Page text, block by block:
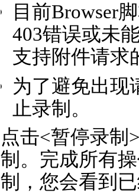
目前Browser
403错误或未
支持附件请求
为了避免出现
止录制。
点击<暂停录制
制。完成所有
制，您会看到